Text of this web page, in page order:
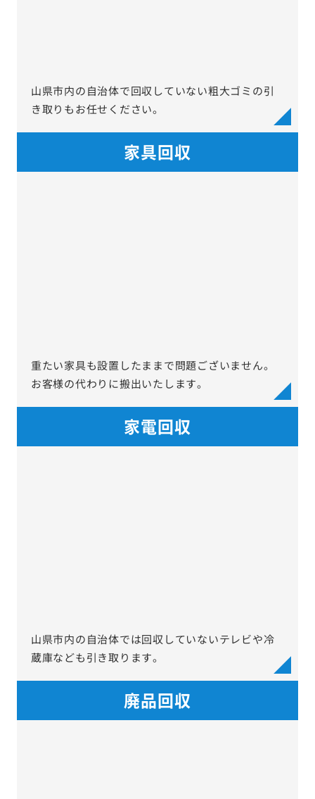
山県市内の自治体で回収していない粗大ゴミの引
き取りもお任せください。
家具回収
重たい家具も設置したままで問題ございません。
お客様の代わりに搬出いたします。
家電回収
山県市内の自治体では回収していないテレビや冷
蔵庫なども引き取ります。
廃品回収